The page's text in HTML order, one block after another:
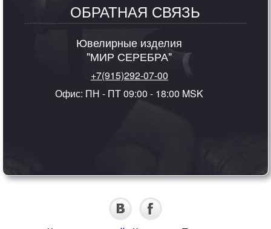
ОБРАТНАЯ СВЯЗЬ
Ювелирные изделия
"МИР СЕРЕБРА"
+7(915)292-07-00
Офис: ПН - ПТ 09:00 - 18:00 MSK